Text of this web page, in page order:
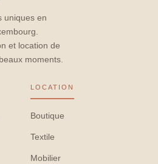
uniques en
et location de
moments.
LOCATION
Boutique
Textile
Mobilier